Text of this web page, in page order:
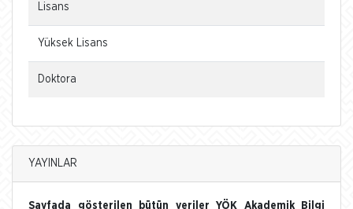
Lisans
Yüksek Lisans
Doktora
YAYINLAR
Sayfada gösterilen bütün veriler YÖK Akademik Bilgi